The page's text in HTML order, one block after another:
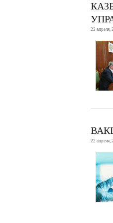
22 апреля,
22 апреля,